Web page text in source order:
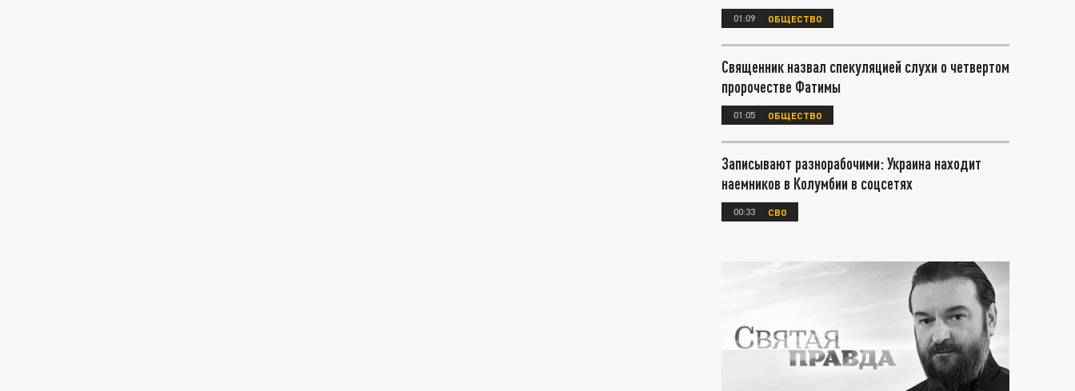
01:09 ОБЩЕСТВО
Священник назвал спекуляцией слухи о четвертом
пророчестве Фатимы
01:05 ОБЩЕСТВО
Записывают разнорабочими: Украина находит
наемников в Колумбии в соцсетях
00:33 СВО